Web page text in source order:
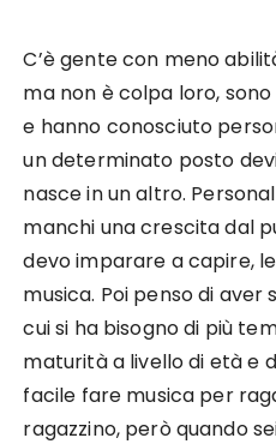
C’è gente con meno
ma non è colpa loro,
e hanno conosciuto
un determinato posto
nasce in un altro.
manchi una crescita dal
devo imparare a capire,
musica. Poi penso di
cui si ha bisogno di più
maturità a livello di età e
facile fare musica per
ragazzino, però quando